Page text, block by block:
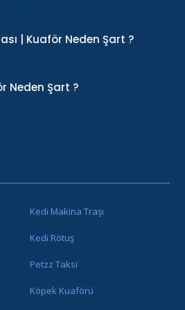
| Kuaför Neden Şart ?
Neden Şart ?
Kedi Makina Traşı
Kedi Rötuş
Petzz Taksi
Köpek Kuaförü